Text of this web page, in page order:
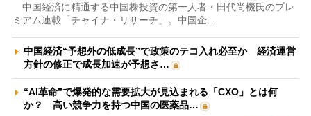
中国経済に精通する中国株投資の第一人者・田代尚機氏のプレ
ミアム連載「チャイナ・リサーチ」。中国企…
中国経済“予想外の低成長”で政策のテコ入れ必至か 経済運営
方針の修正で成長加速が予想さ…
“AI革命”で爆発的な需要拡大が見込まれる「CXO」とは何
か？ 高い競争力を持つ中国の医薬品…